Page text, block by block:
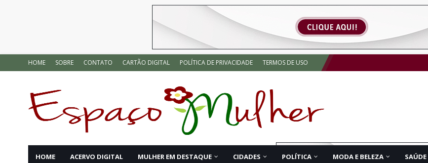
HOME SOBRE CONTATO CARTÃO DIGITAL POLÍTICA DE PRIVACIDADE TERMOS DE USO
HOME ACERVO DIGITAL MULHER EM DESTAQUE CIDADES POLÍTICA MODA E BELEZA SAÚDE